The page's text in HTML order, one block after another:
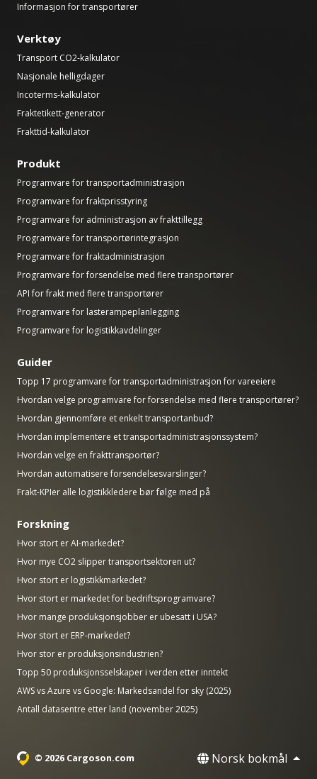
Informasjon for transportører
Verktøy
Transport CO2-kalkulator
Nasjonale helligdager
Incoterms-kalkulator
Fraktetikett-generator
Frakttid-kalkulator
Produkt
Programvare for transportadministrasjon
Programvare for fraktprisstyring
Programvare for administrasjon av frakttillegg
Programvare for transportørintegrasjon
Programvare for fraktadministrasjon
Programvare for forsendelse med flere transportører
API for frakt med flere transportører
Programvare for lasterampeplanlegging
Programvare for logistikkavdelinger
Guider
Topp 17 programvare for transportadministrasjon for vareeiere
Hvordan velge programvare for forsendelse med flere transportører?
Hvordan gjennomføre et enkelt transportanbud?
Hvordan implementere et transportadministrasjonssystem?
Hvordan velge en frakttransportør?
Hvordan automatisere forsendelsesvarslinger?
Frakt-KPIer alle logistikkledere bør følge med på
Forskning
Hvor stort er AI-markedet?
Hvor mye CO2 slipper transportsektoren ut?
Hvor stort er logistikkmarkedet?
Hvor stort er markedet for bedriftsprogramvare?
Hvor mange produksjonsjobber er ubesatt i USA?
Hvor stort er ERP-markedet?
Hvor stor er produksjonsindustrien?
Topp 50 produksjonsselskaper i verden etter inntekt
AWS vs Azure vs Google: Markedsandel for sky (2025)
Antall datasentre etter land (november 2025)
© 2026 Cargoson.com Norsk bokmål